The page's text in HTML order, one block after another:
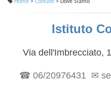
Home > Contatti > Dove Siamo
Istituto
Via dell'Imbrecciato,
☎ 06/20976431 ✉